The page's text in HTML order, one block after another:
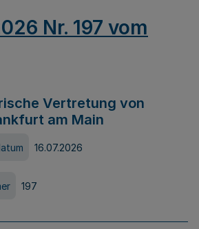
Nr. 197 vom
Vertretung von
am Main
16.07.2026
197